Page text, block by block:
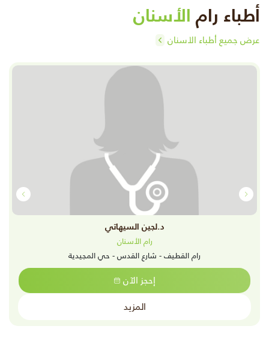
أطباء رامالأسنان
عرض جميع أطباء الأسنان
د.لجين السيهاتي
رام الأسنان
رام القطيف - شارع القدس - حي المجيدية
إحجز الآن
المزيد